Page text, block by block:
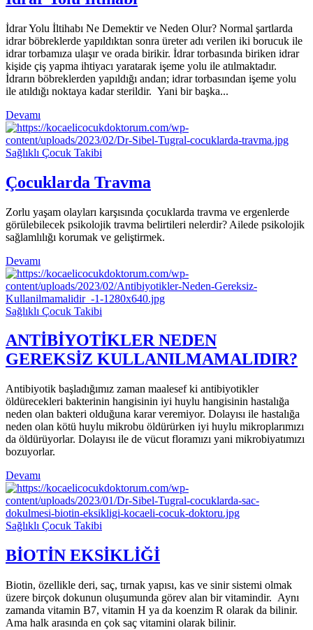
İdrar Yolu İltihabı Ne Demektir ve Neden Olur? Normal şartlarda
idrar böbreklerde yapıldıktan sonra üreter adı verilen iki borucuk ile
idrar torbamıza ulaşır ve orada birikir. İdrar torbasında biriken idrar
kişide çiş yapma ihtiyacı yaratarak işeme yolu ile atılmaktadır.
İdrarın böbreklerden yapıldığı andan; idrar torbasından işeme yolu
ile atıldığı noktaya kadar sterildir. Yani bir başka...
Devamı
Sağlıklı Çocuk Takibi
Çocuklarda Travma
Zorlu yaşam olayları karşısında çocuklarda travma ve ergenlerde
görülebilecek psikolojik travma belirtileri nelerdir? Ailede psikolojik
sağlamlılığı korumak ve geliştirmek.
Devamı
Sağlıklı Çocuk Takibi
ANTİBİYOTİKLER NEDEN
GEREKSİZ KULLANILMAMALIDIR?
Antibiyotik başladığımız zaman maalesef ki antibiyotikler
öldürecekleri bakterinin hangisinin iyi huylu hangisinin hastalığa
neden olan bakteri olduğuna karar veremiyor. Dolayısı ile hastalığa
neden olan kötü huylu mikrobu öldürürken iyi huylu mikroplarımızı
da öldürüyorlar. Dolayısı ile de vücut floramızı yani mikrobiyatımızı
bozuyorlar.
Devamı
Sağlıklı Çocuk Takibi
BİOTİN EKSİKLİĞİ
Biotin, özellikle deri, saç, tırnak yapısı, kas ve sinir sistemi olmak
üzere birçok dokunun oluşumunda görev alan bir vitamindir. Aynı
zamanda vitamin B7, vitamin H ya da koenzim R olarak da bilinir.
Ama halk arasında en çok saç vitamini olarak bilinir.